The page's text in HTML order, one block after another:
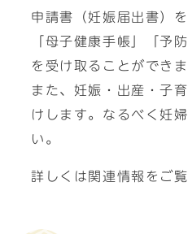
申請書（妊娠届出書）
「母子健康手帳」「予
を受け取ることができま
また、妊娠・出産・子
けします。なるべく妊
い。
詳しくは関連情報をご覧